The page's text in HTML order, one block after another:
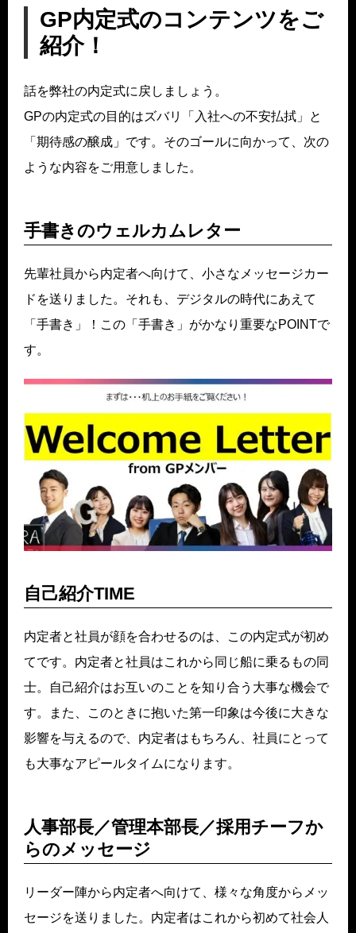
GP内定式のコンテンツをご
紹介！
話を弊社の内定式に戻しましょう。
GPの内定式の目的はズバリ「入社への不安払拭」と
「期待感の醸成」です。そのゴールに向かって、次の
ような内容をご用意しました。
手書きのウェルカムレター
先輩社員から内定者へ向けて、小さなメッセージカー
ドを送りました。それも、デジタルの時代にあえて
「手書き」！この「手書き」がかなり重要なPOINTで
す。
自己紹介TIME
内定者と社員が顔を合わせるのは、この内定式が初め
てです。内定者と社員はこれから同じ船に乗るもの同
士。自己紹介はお互いのことを知り合う大事な機会で
す。また、このときに抱いた第一印象は今後に大きな
影響を与えるので、内定者はもちろん、社員にとって
も大事なアピールタイムになります。
人事部長／管理本部長／採用チーフか
らのメッセージ
リーダー陣から内定者へ向けて、様々な角度からメッ
セージを送りました。内定者はこれから初めて社会人